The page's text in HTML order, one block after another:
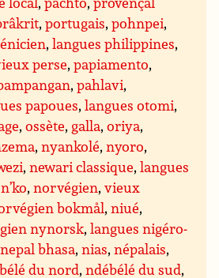
,portugais,pohnpei,
,langues philippines,
perse,papiamento,
,pahlavi,
papoues,langues otomi,
,ossète, galla,oriya,
,nyankolé,nyoro,
,newari classique,langues
n’ko,norvégien,vieux
bokmål,niué,
nynorsk,langues nigéro-
nepal bhasa,nias,népalais,
du nord,ndébélé du sud,